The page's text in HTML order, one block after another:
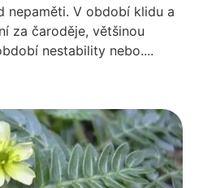
nepaměti. V období klidu a
za čaroděje, většinou
nestability nebo....